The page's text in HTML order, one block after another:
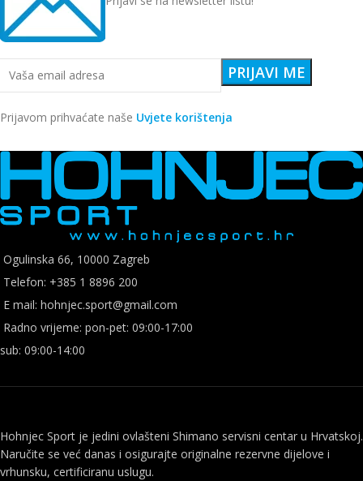
Prijavom prihvaćate naše Uvjete korištenja
Ogulinska 66, 10000 Zagreb
Telefon: +385 1 8896 200
E mail: hohnjec.sport@gmail.com
Radno vrijeme: pon-pet: 09:00-17:00
sub: 09:00-14:00
Hohnjec Sport je jedini ovlašteni Shimano servisni centar u Hrvatskoj.
Naručite se već danas i osigurajte originalne rezervne dijelove i
vrhunsku, certificiranu uslugu.